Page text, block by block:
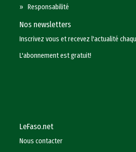
»Responsabilité
Nos newsletters
Inscrivez vous et recevez l'actualité
L'abonnement est gratuit!
LeFaso.net
Nous contacter